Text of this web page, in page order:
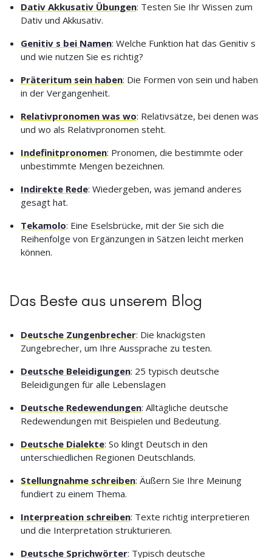
Dativ Akkusativ Übungen: Testen Sie Ihr Wissen zum
Dativ und Akkusativ.
Genitiv s bei Namen: Welche Funktion hat das Genitiv s
und wie nutzen Sie es richtig?
Präteritum sein haben: Die Formen von sein und haben
in der Vergangenheit.
Relativpronomen was wo: Relativsätze, bei denen was
und wo als Relativpronomen steht.
Indefinitpronomen: Pronomen, die bestimmte oder
unbestimmte Mengen bezeichnen.
Indirekte Rede: Wiedergeben, was jemand anderes
gesagt hat.
Tekamolo: Eine Eselsbrücke, mit der Sie sich die
Reihenfolge von Ergänzungen in Sätzen leicht merken
können.
Das Beste aus unserem Blog
Deutsche Zungenbrecher: Die knackigsten
Zungebrecher, um Ihre Aussprache zu testen.
Deutsche Beleidigungen: 25 typisch deutsche
Beleidigungen für alle Lebenslagen
Deutsche Redewendungen: Alltägliche deutsche
Redewendungen mit Beispielen und Bedeutung.
Deutsche Dialekte: So klingt Deutsch in den
unterschiedlichen Regionen Deutschlands.
Stellungnahme schreiben: Äußern Sie Ihre Meinung
fundiert zu einem Thema.
Interpreation schreiben: Texte richtig interpretieren
und die Interpretation strukturieren.
Deutsche Sprichwörter: Typisch deutsche